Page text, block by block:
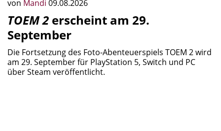
von Mandi 09.08.2026
TOEM 2 erscheint am 29.
September
Die Fortsetzung des Foto-Abenteuerspiels TOEM 2 wird
am 29. September für PlayStation 5, Switch und PC
über Steam veröffentlicht.